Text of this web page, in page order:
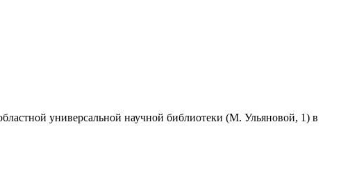
универсальной научной библиотеки (М. Ульяновой, 1) в